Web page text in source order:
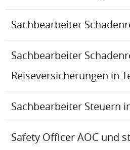
Sachbearbeiter
Sachbearbeiter
Reiseversicherungen in
Sachbearbeiter Steuern
Safety Officer AOC und